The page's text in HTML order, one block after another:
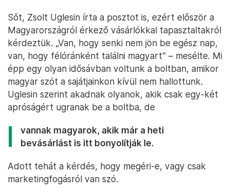
Sőt, Zsolt Uglesin írta a posztot is, ezért először a
Magyarországról érkező vásárlókkal tapasztaltakról
kérdeztük. „Van, hogy senki nem jön be egész nap,
van, hogy félóránként találni magyart” – mesélte. Mi
épp egy olyan idősávban voltunk a boltban, amikor
magyar szót a sajátjainkon kívül nem hallottunk.
Uglesin szerint akadnak olyanok, akik csak egy-két
apróságért ugranak be a boltba, de
vannak magyarok, akik már a heti
bevásárlást is itt bonyolítják le.
Adott tehát a kérdés, hogy megéri-e, vagy csak
marketingfogásról van szó.